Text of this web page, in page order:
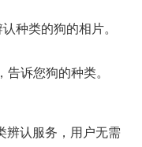
种类的狗的相片。
诉您狗的种类。
辨认服务，用户无需